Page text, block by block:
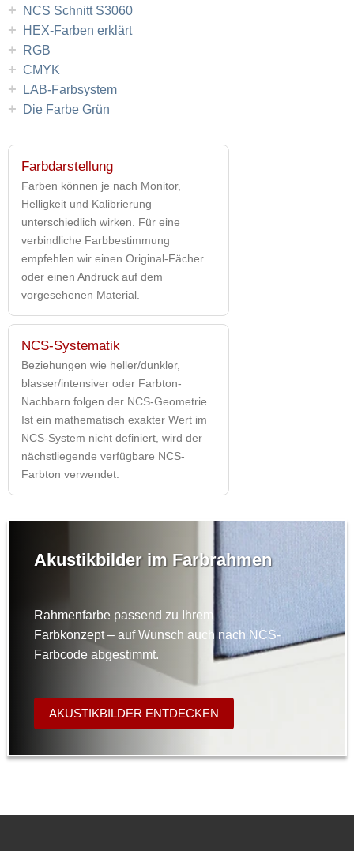
+ NCS Schnitt S3060
+ HEX-Farben erklärt
+ RGB
+ CMYK
+ LAB-Farbsystem
+ Die Farbe Grün
Farbdarstellung
Farben können je nach Monitor,
Helligkeit und Kalibrierung
unterschiedlich wirken. Für eine
verbindliche Farbbestimmung
empfehlen wir einen Original-Fächer
oder einen Andruck auf dem
vorgesehenen Material.
NCS-Systematik
Beziehungen wie heller/dunkler,
blasser/intensiver oder Farbton-
Nachbarn folgen der NCS-Geometrie.
Ist ein mathematisch exakter Wert im
NCS-System nicht definiert, wird der
nächstliegende verfügbare NCS-
Farbton verwendet.
Akustikbilder im Farbrahmen
Rahmenfarbe passend zu Ihrem
Farbkonzept – auf Wunsch auch nach NCS-
Farbcode abgestimmt.
AKUSTIKBILDER ENTDECKEN